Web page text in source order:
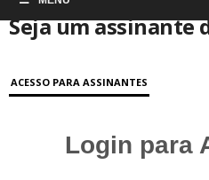
Seja um assinante
ACESSO PARA ASSINANTES
Login para